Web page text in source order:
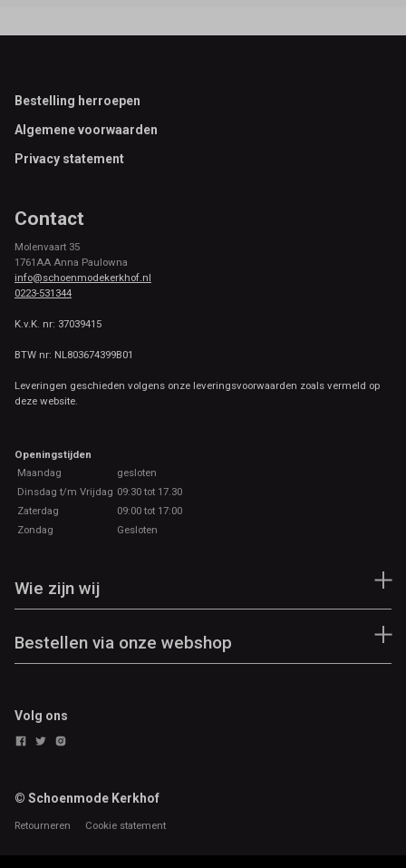
Footer
Bestelling herroepen
Algemene voorwaarden
Privacy statement
Contact
Molenvaart 35
1761AA Anna Paulowna
info@schoenmodekerkhof.nl
0223-531344
K.v.K. nr: 37039415
BTW nr: NL803674399B01
Leveringen geschieden volgens onze leveringsvoorwaarden zoals vermeld op
deze website.
Openingstijden
Maandag
gesloten
Dinsdag t/m Vrijdag 09:30 tot 17.30
Zaterdag
09:00 tot 17:00
Zondag
Gesloten
Wie zijn wij
Bestellen via onze webshop
Volg ons
© Schoenmode Kerkhof
Retourneren Cookie statement